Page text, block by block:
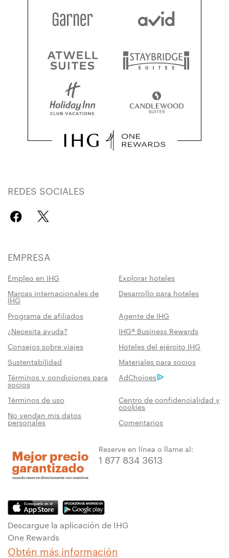
REDES SOCIALES
EMPRESA
Empleo en IHG
Explorar hoteles
Marcas internacionales de
IHG
Desarrollo para hoteles
Programa de afiliados
Agente de IHG
¿Necesita ayuda?
IHG® Business Rewards
Consejos sobre viajes
Hoteles del ejército IHG
Sustentabilidad
Materiales para socios
Términos y condiciones para
socios
AdChoices
Términos de uso Centro de confidencialidad y
cookies
No vendan mis datos
personales Comentarios
Reserve en línea o llame al:
1 877 834 3613
Descargue la aplicación de IHG
One Rewards
Obtén más información